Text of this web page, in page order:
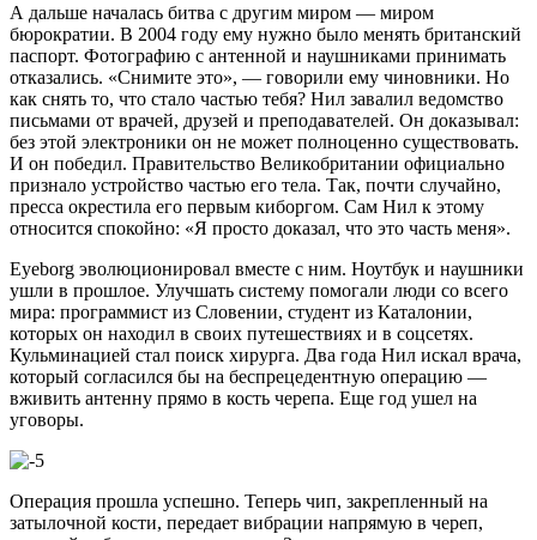
А дальше началась битва с другим миром — миром
бюрократии. В 2004 году ему нужно было менять британский
паспорт. Фотографию с антенной и наушниками принимать
отказались. «Снимите это», — говорили ему чиновники. Но
как снять то, что стало частью тебя? Нил завалил ведомство
письмами от врачей, друзей и преподавателей. Он доказывал:
без этой электроники он не может полноценно существовать.
И он победил. Правительство Великобритании официально
признало устройство частью его тела. Так, почти случайно,
пресса окрестила его первым киборгом. Сам Нил к этому
относится спокойно: «Я просто доказал, что это часть меня».
Eyeborg эволюционировал вместе с ним. Ноутбук и наушники
ушли в прошлое. Улучшать систему помогали люди со всего
мира: программист из Словении, студент из Каталонии,
которых он находил в своих путешествиях и в соцсетях.
Кульминацией стал поиск хирурга. Два года Нил искал врача,
который согласился бы на беспрецедентную операцию —
вживить антенну прямо в кость черепа. Еще год ушел на
уговоры.
Операция прошла успешно. Теперь чип, закрепленный на
затылочной кости, передает вибрации напрямую в череп,